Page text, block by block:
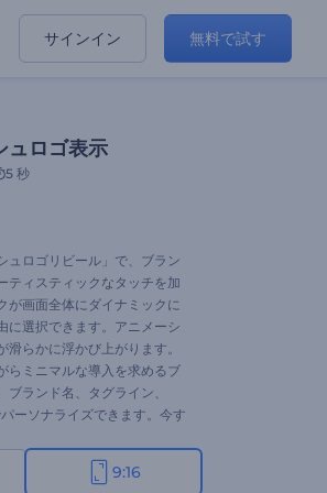
サインイン 無料で試す
ュロゴ表示
5 秒
ュロゴリビール」で、ブラン
ティスティックなタッチを加
が画面全体にダイナミックに
に選択できます。アニメーシ
滑らかに浮かび上がります。
らミニマルな導入を求めるブ
ランド名、タグライン、
ーソナライズできます。今す
9:16